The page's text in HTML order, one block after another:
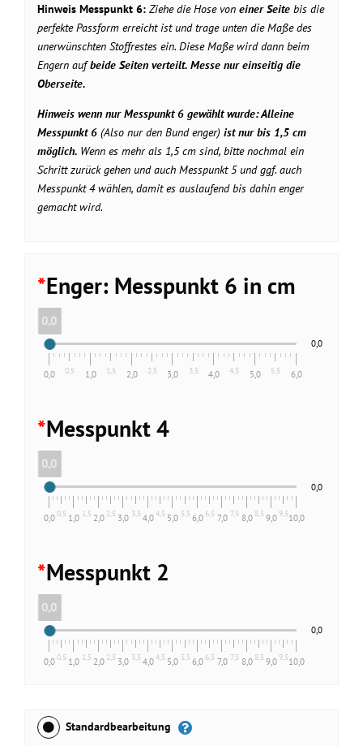
Hinweis Messpunkt 6: Ziehe die Hose von einer Seite bis die
perfekte Passform erreicht ist und trage unten die Maße des
unerwünschten Stoffrestes ein. Diese Maße wird dann beim
Engern aufbeide Seiten verteilt. Messe nureinseitig die
Oberseite.
Hinweis wenn nur Messpunkt 6 gewählt wurde: Alleine
Messpunkt 6 (Also nur den Bund enger) ist nur bis 1,5 cm
möglich. Wenn es mehr als 1,5 cm sind, bitte nochmal ein
Schritt zurück gehen und auch Messpunkt 5 und ggf. auch
Messpunkt 4 wählen, damit es auslaufend bis dahin enger
gemacht wird.
*Enger: Messpunkt 6 in cm
0,0
0,0 0,5 1,0 1,5 2,0 2,5 3,0 3,5 4,0 4,5 5,0 5,5 6,0
0,0
*Messpunkt 4
0,0
0,00,5 1,0 1,5 2,0 2,5 3,0 3,5 4,04,5 5,0 5,5 6,0 6,5 7,0 7,5 8,0 8,5 9,0 9,510,0
0,0
*Messpunkt 2
0,0
0,00,5 1,0 1,5 2,0 2,5 3,0 3,5 4,04,5 5,0 5,5 6,0 6,5 7,0 7,5 8,0 8,5 9,0 9,510,0
0,0
Standardbearbeitung